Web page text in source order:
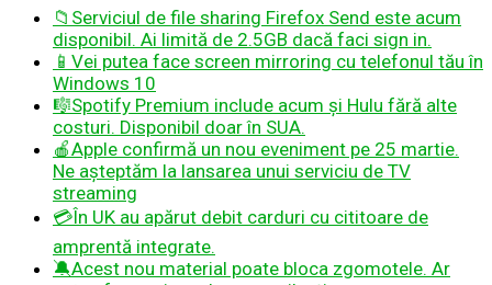
📁Serviciul de file sharing Firefox Send este acum
disponibil. Ai limită de 2.5GB dacă faci sign in.
📱Vei putea face screen mirroring cu telefonul tău în
Windows 10
🎼Spotify Premium include acum și Hulu fără alte
costuri. Disponibil doar în SUA.
🍎Apple confirmă un nou eveniment pe 25 martie.
Ne așteptăm la lansarea unui serviciu de TV
streaming
💳În UK au apărut debit carduri cu cititoare de
amprentă integrate.
🔕Acest nou material poate bloca zgomotele. Ar